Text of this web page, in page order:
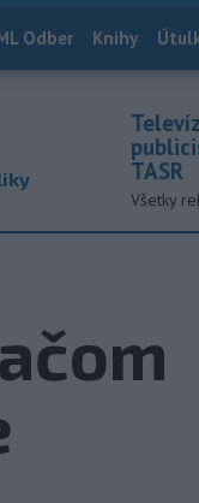
Odber Knihy
TASR
Všetky